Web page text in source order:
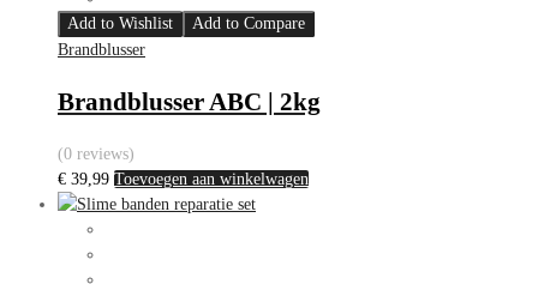
Add to Wishlist
Add to Compare
Brandblusser
Brandblusser ABC | 2kg
(0 reviews)
€ 39,99 Toevoegen aan winkelwagen